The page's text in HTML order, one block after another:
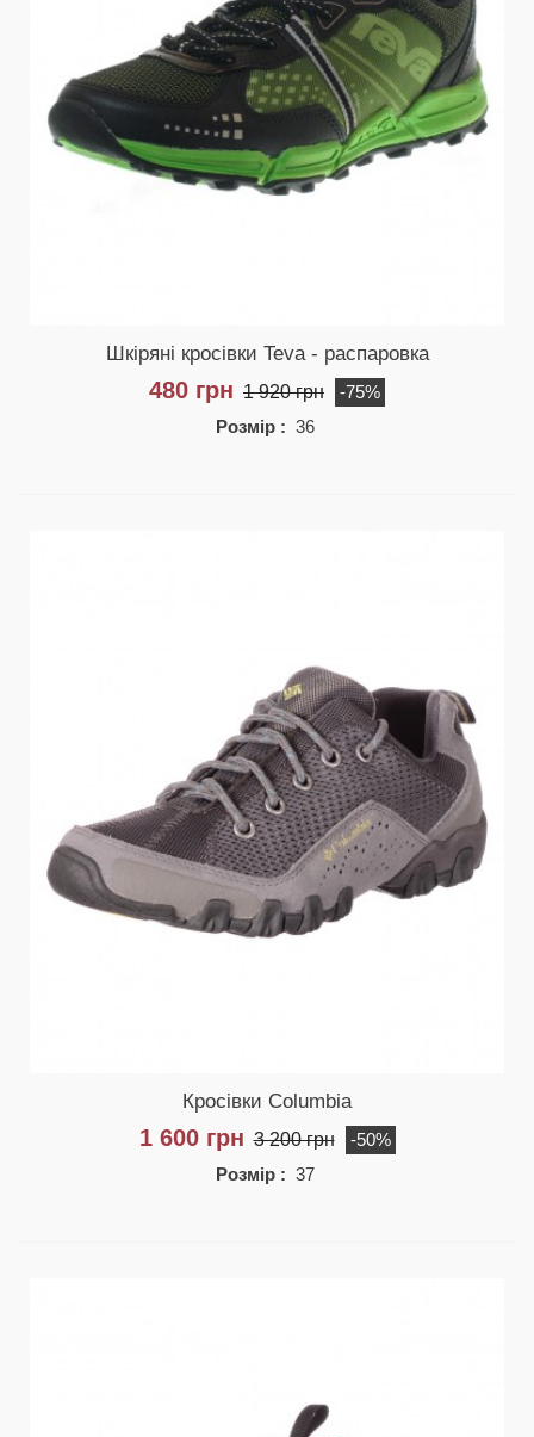
Шкіряні кросівки Teva - распаровка
480 грн 1 920 грн
-75%
Розмір : 36
Кросівки Columbia
1 600 грн 3 200 грн
-50%
Розмір : 37